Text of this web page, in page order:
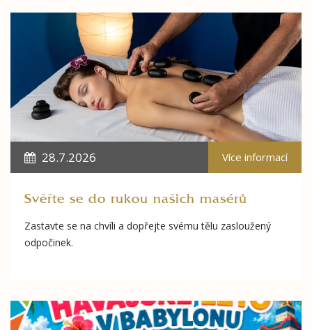
28.7.2026 Více informací
Svěřte se do rukou našich masérů
Zastavte se na chvíli a dopřejte svému tělu zasloužený
odpočinek.